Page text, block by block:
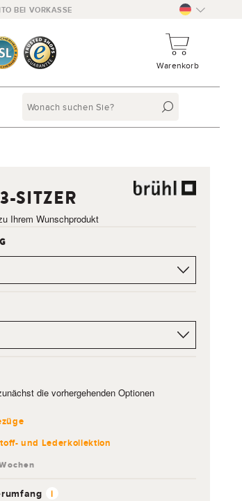
BEI VORKASSE
Warenkorb
SITZER
Ihrem Wunschprodukt
die vorhergehenden Optionen
und Lederkollektion
i